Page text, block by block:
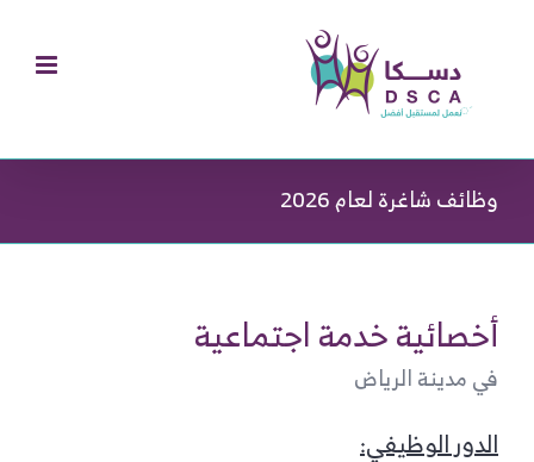
content
وظائف شاغرة لعام 2026
أخصائية خدمة اجتماعية
في مدينة الرياض
الدور الوظيفي: